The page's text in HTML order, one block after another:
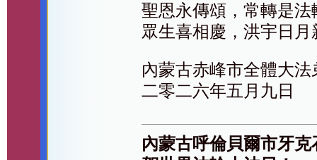
聖恩永傳頌，常轉是法
眾生喜相慶，洪宇日月
內蒙古赤峰市全體大法
二零二六年五月九日
內蒙古呼倫貝爾市牙